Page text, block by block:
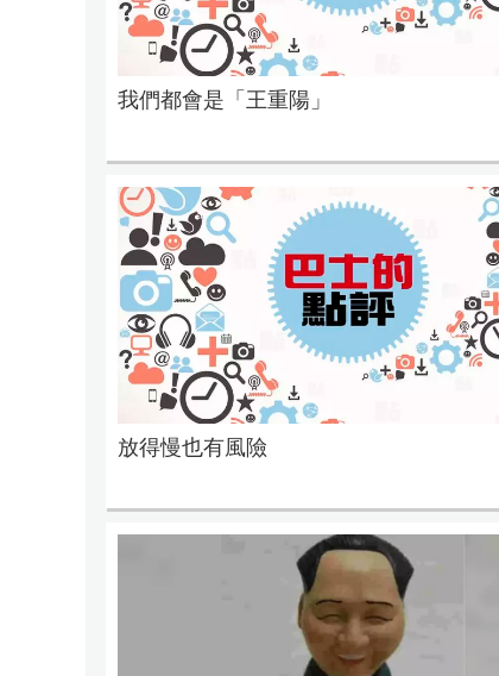
我們都會是「王重陽」
放得慢也有風險